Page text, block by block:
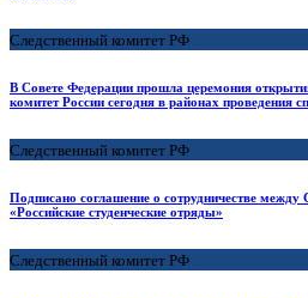
Следственный комитет РФ
В Совете Федерации прошла церемония
комитет России сегодня в районах проведения
Следственный комитет РФ
Подписано соглашение о сотрудничестве между
«Российские студенческие отряды»
Следственный комитет РФ